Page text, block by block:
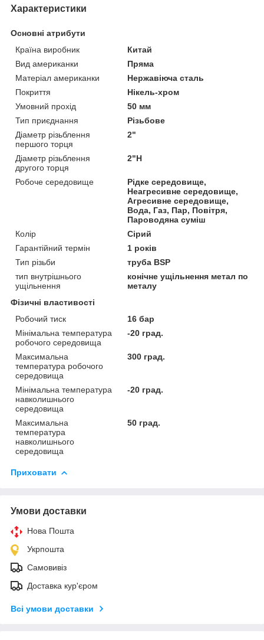
Характеристики
Основні атрибути
Країна виробник
Китай
Вид американки
Пряма
Матеріал американки
Нержавіюча сталь
Покриття
Нікель-хром
Умовний прохід
50 мм
Тип приєднання
Різьбове
Діаметр різьблення
першого торця
2"
Діаметр різьблення
другого торця
2"Н
Робоче середовище
Рідке середовище,
Неагресивне середовище,
Агресивне середовище,
Вода, Газ, Пар, Повітря,
Пароводяна суміш
Колір
Сірий
Гарантійний термін
1 років
Тип різьби
труба BSP
тип внутрішнього
ущільнення
конічне ущільнення метал по
металу
Фізичні властивості
Робочий тиск
16 бар
Мінімальна температура
робочого середовища
-20 град.
Максимальна
температура робочого
середовища
300 град.
Мінімальна температура
навколишнього
середовища
-20 град.
Максимальна
температура
навколишнього
середовища
50 град.
Приховати
Умови доставки
Нова Пошта
Укрпошта
Самовивіз
Доставка кур'єром
Всі умови доставки